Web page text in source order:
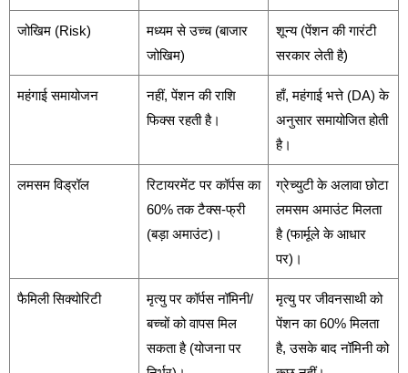
जोखिम (Risk)
मध्यम से उच्च (बाजार
जोखिम)
शून्य (पेंशन की गारंटी
सरकार लेती है)
महंगाई समायोजन
नहीं, पेंशन की राशि
फिक्स रहती है।
हाँ, महंगाई भत्ते (DA) के
अनुसार समायोजित होती
है।
लमसम विड्रॉल
रिटायरमेंट पर कॉर्पस का
60% तक टैक्स-फ्री
(बड़ा अमाउंट)।
ग्रेच्युटी के अलावा छोटा
लमसम अमाउंट मिलता
है (फार्मूले के आधार
पर)।
फैमिली सिक्योरिटी
मृत्यु पर कॉर्पस नॉमिनी/
बच्चों को वापस मिल
सकता है (योजना पर
मृत्यु पर जीवनसाथी को
पेंशन का 60% मिलता
है, उसके बाद नॉमिनी को